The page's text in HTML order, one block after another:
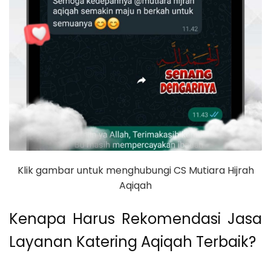
Klik gambar untuk menghubungi CS Mutiara Hijrah
Aqiqah
Kenapa Harus Rekomendasi Jasa
Layanan Katering Aqiqah Terbaik?